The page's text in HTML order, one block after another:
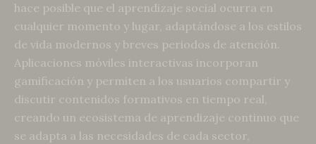
hace posible que el aprendizaje social ocurra en
cualquier momento y lugar, adaptándose a los estilos
de vida modernos y breves periodos de atención.
Aplicaciones móviles interactivas incorporan
gamificación y permiten a los usuarios compartir y
discutir contenidos formativos en tiempo real,
creando un ecosistema de aprendizaje continuo que
se adapta a las necesidades de cada sector,